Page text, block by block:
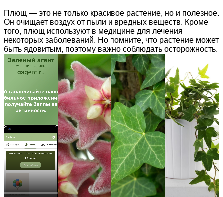
Плющ — это не только красивое растение, но и полезное.
Он очищает воздух от пыли и вредных веществ. Кроме
того, плющ используют в медицине для лечения
некоторых заболеваний. Но помните, что растение может
быть ядовитым, поэтому важно соблюдать осторожность.